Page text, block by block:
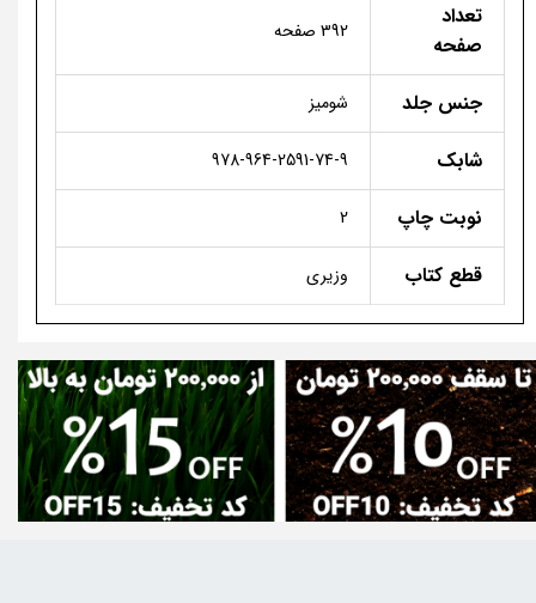
تعداد
صفحه
392 صفحه
جنس جلد شومیز
شابک 978-964-2591-74-9
نوبت چاپ 2
قطع کتاب وزیری